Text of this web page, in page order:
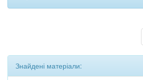
Знайдені матеріали: